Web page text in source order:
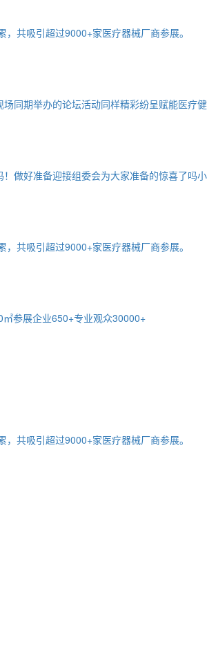
共吸引超过9000+家医疗器械厂商参展。
期举办的论坛活动同样精彩纷呈赋能医疗
好准备迎接组委会为大家准备的惊喜了吗
共吸引超过9000+家医疗器械厂商参展。
参展企业650+专业观众30000+
共吸引超过9000+家医疗器械厂商参展。